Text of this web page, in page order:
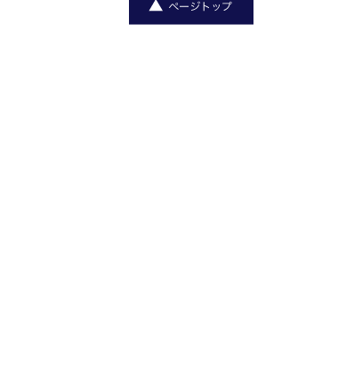
黒神保町神楽坂